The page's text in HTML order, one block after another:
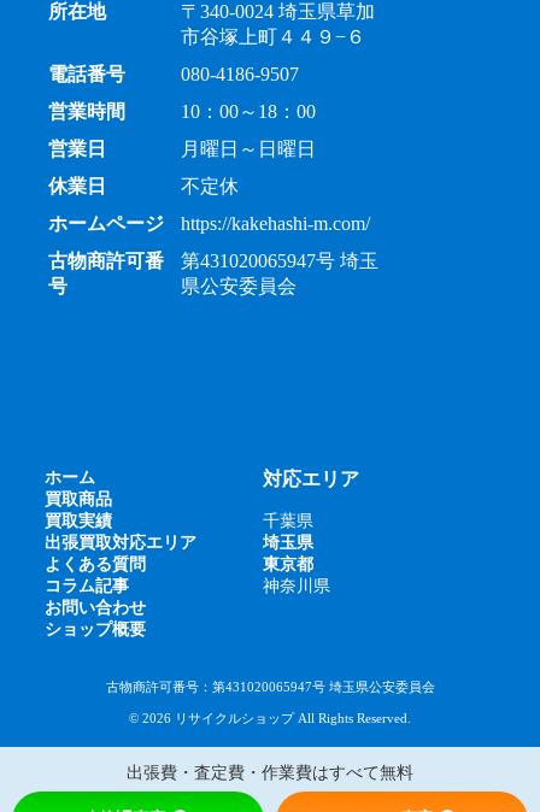
所在地
〒340-0024 埼玉県草加
市谷塚上町４４９−６
電話番号
080-4186-9507
営業時間
10：00～18：00
営業日
月曜日～日曜日
休業日
不定休
ホームページ
https://kakehashi-m.com/
古物商許可番
号
第431020065947号 埼玉
県公安委員会
ホーム
買取商品
買取実績
出張買取対応エリア
よくある質問
コラム記事
お問い合わせ
ショップ概要
対応エリア
千葉県
埼玉県
東京都
神奈川県
古物商許可番号：第431020065947号 埼玉県公安委員会
© 2026 リサイクルショップ All Rights Reserved.
出張費・査定費・作業費はすべて無料